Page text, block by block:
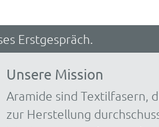
Erstgespräch.
Unsere Mission
Aramide sind Textilfasern,
zur Herstellung